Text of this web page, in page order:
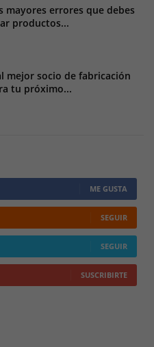
mayores errores que debes
productos...
mejor socio de fabricación
tu próximo...
ME GUSTA
SEGUIR
SEGUIR
SUSCRIBIRTE